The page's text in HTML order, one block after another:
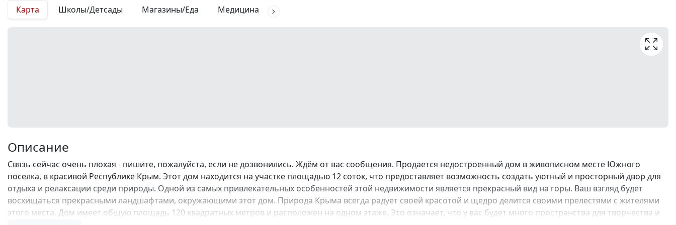
Карта Школы/Детсады Магазины/Еда Медицина
Описание
Связь сейчас очень плохая - пишите, пожалуйста, если не дозвонились. Ждём от вас сообщения. Продается недостроенный дом в живописном месте Южного
поселка, в красивой Республике Крым. Этот дом находится на участке площадью 12 соток, что предоставляет возможность создать уютный и просторный двор для
отдыха и релаксации среди природы. Одной из самых привлекательных особенностей этой недвижимости является прекрасный вид на горы. Ваш взгляд будет
восхищаться прекрасными ландшафтами, окружающими этот дом. Природа Крыма всегда радует своей красотой и щедро делится своими прелестями с жителями
этого места. Дом имеет общую площадь 120 квадратных метров и расположен на одном этаже. Это означает, что у вас будет много пространства для творчества и